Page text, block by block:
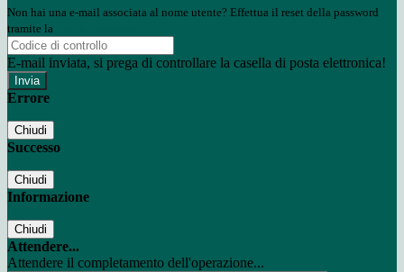
Non hai una e-mail associata al nome utente? Effettua il reset della password
tramite la
E-mail inviata, si prega di controllare la casella di posta elettronica!
Errore
Chiudi
Successo
Chiudi
Informazione
Chiudi
Attendere...
Attendere il completamento dell'operazione...